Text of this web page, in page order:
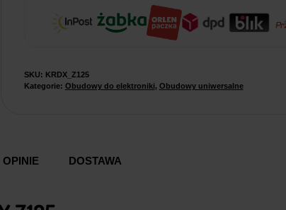
SKU: KRDX_Z125
Kategorie: Obudowy do elektroniki, Obudowy uniwersalne
OPINIE DOSTAWA